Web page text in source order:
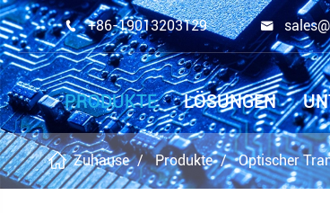
 +86-19013203129 
PRODUKTE LÖSUNGEN
Zuhause Produkte Optischer